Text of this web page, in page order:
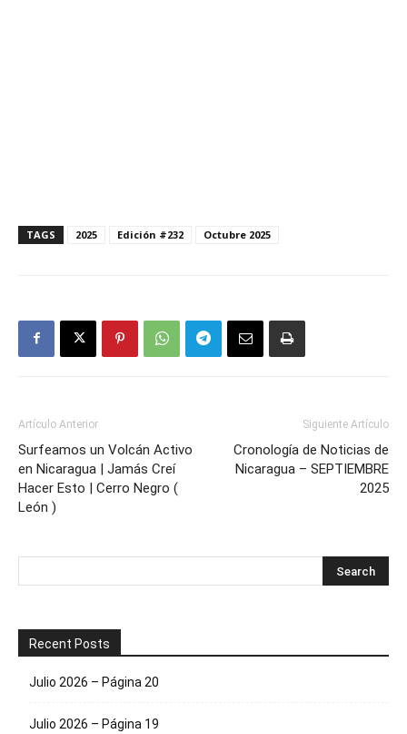
TAGS 2025 Edición #232 Octubre 2025
Artículo Anterior
Surfeamos un Volcán Activo
en Nicaragua | Jamás Creí
Hacer Esto | Cerro Negro (
León )
Siguiente Artículo
Cronología de Noticias de
Nicaragua – SEPTIEMBRE
2025
Recent Posts
Julio 2026 – Página 20
Julio 2026 – Página 19